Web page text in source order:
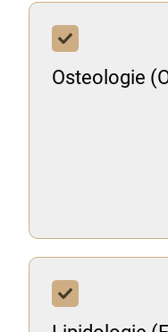
Osteologie